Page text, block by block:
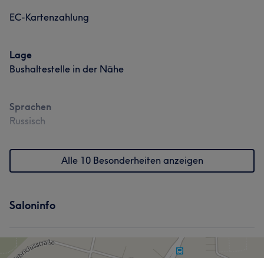
EC-Kartenzahlung
Lage
Bushaltestelle in der Nähe
Sprachen
Russisch
Alle 10 Besonderheiten anzeigen
Saloninfo